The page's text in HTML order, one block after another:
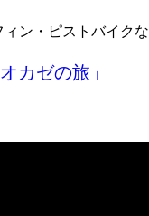
ン・ピストバイク
カゼの旅」